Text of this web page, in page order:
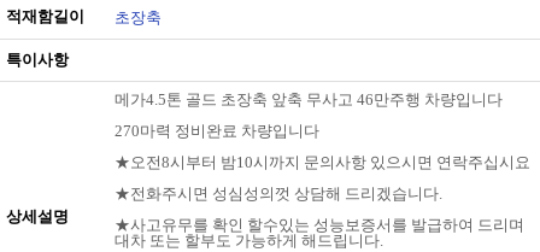
적재함길이 초장축
특이사항
상세설명
메가4.5톤 골드 초장축 앞축 무사고 46만주행 차량입니다
270마력 정비완료 차량입니다
★오전8시부터 밤10시까지 문의사항 있으시면 연락주십시요
★전화주시면 성심성의껏 상담해 드리겠습니다.
★사고유무를 확인 할수있는 성능보증서를 발급하여 드리며
대차 또는 할부도 가능하게 해드립니다.